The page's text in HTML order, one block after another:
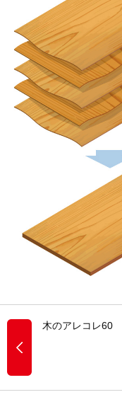
木のアレコレ60